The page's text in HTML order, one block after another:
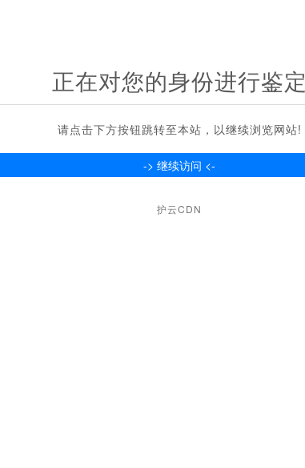
正在对您的身份进行鉴定
请点击下方按钮跳转至本站，以继续浏览网站!
护云CDN